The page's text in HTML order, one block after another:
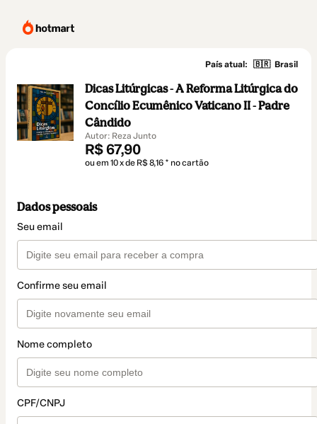
País atual: 🇧🇷 Brasil
Dicas Litúrgicas - A Reforma Litúrgica do
Concílio Ecumênico Vaticano II - Padre
Cândido
Autor: Reza Junto
R$ 67,90
ou em 10 x de R$ 8,16 * no cartão
Dados pessoais
Seu email
Confirme seu email
Nome completo
CPF/CNPJ